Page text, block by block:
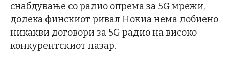
снабдување со радио опрема за 5G мрежи,
додека финскиот ривал Нокиа нема добиено
никакви договори за 5G радио на високо
конкурентскиот пазар.